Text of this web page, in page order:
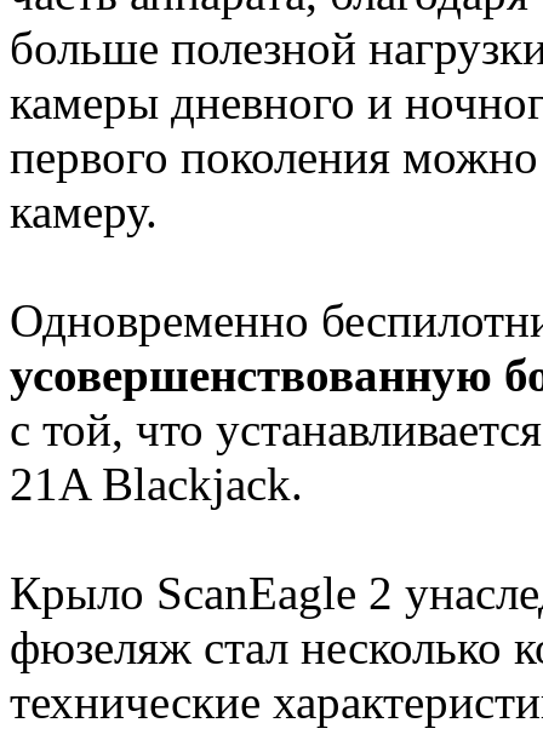
больше полезной
камеры дневного и
первого поколения
камеру.
Одновременно
усовершенствованную
с той, что
21A Blackjack.
Крыло ScanEagle 2
фюзеляж стал несколько
технические